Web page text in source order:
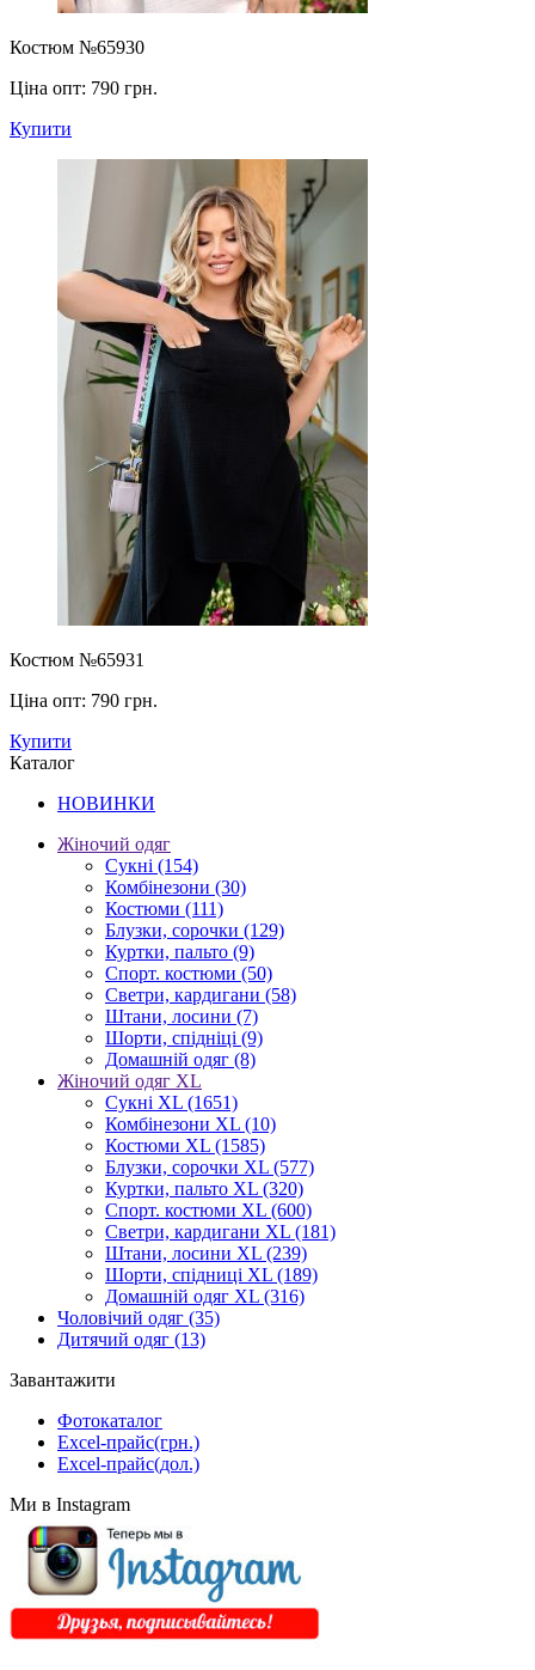
Костюм №65930
Ціна опт: 790 грн.
Купити
Костюм №65931
Ціна опт: 790 грн.
Купити
Каталог
НОВИНКИ
Жіночий одяг
Сукні (154)
Комбінезони (30)
Костюми (111)
Блузки, сорочки (129)
Куртки, пальто (9)
Спорт. костюми (50)
Светри, кардигани (58)
Штани, лосини (7)
Шорти, спідніці (9)
Домашній одяг (8)
Жіночий одяг XL
Cукні XL (1651)
Комбінезони XL (10)
Костюми XL (1585)
Блузки, сорочки XL (577)
Куртки, пальто XL (320)
Спорт. костюми XL (600)
Светри, кардигани XL (181)
Штани, лосини XL (239)
Шорти, спідниці XL (189)
Домашній одяг XL (316)
Чоловічий одяг (35)
Дитячий одяг (13)
Завантажити
Фотокаталог
Excel-прайс(грн.)
Excel-прайс(дол.)
Ми в Instagram